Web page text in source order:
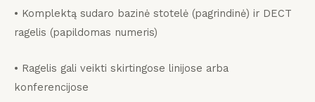
• Komplektą sudaro bazinė stotelė (pagrindinė) ir DECT
ragelis (papildomas numeris)
• Ragelis gali veikti skirtingose ​​linijose arba
konferencijose